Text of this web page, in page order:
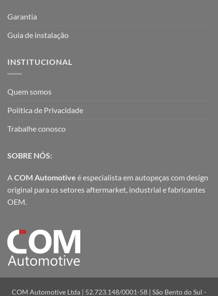
Garantia
Guia de instalação
INSTITUCIONAL
Quem somos
Política de Privacidade
Trabalhe conosco
SOBRE NÓS:
ACOM Automotive é especialista em autopeças com design
original para os setores aftermarket, industrial e fabricantes
OEM.
COM Automotive Ltda | 52.723.148/0001-58 | São Bento do Sul -